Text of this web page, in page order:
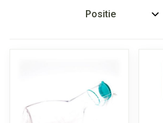
Sorteer op: